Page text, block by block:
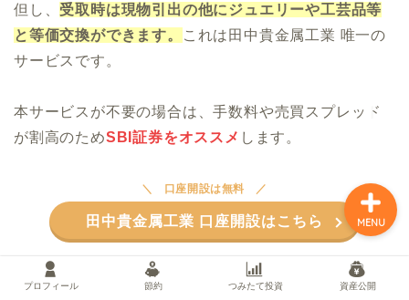
但し、 受取時は現物引出の他にジュエリーや工芸品等
と等価交換ができます。
これは田中貴金属工業 唯一の
サービスです。
本サービスが不要の場合は、手数料や売買スプレッド
が割高のためSBI証券をオススメ します。
口座開設は無料
田中貴金属工業 口座開設はこちら
純金積立のよくある質問
プロフィール 節約 つみたて投資 資産公開
MENU
節約
資産公開